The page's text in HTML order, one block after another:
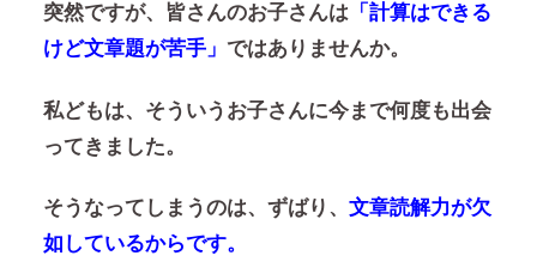
突然ですが、皆さんのお子さんは「計算はできる
けど文章題が苦手」 ではありませんか。
私どもは、そういうお子さんに今まで何度も出会
ってきました。
そうなってしまうのは、ずばり、 文章読解力が欠
如しているからです。